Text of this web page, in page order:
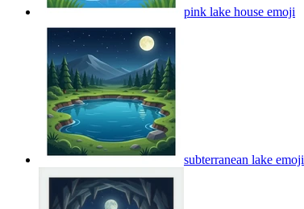
pink lake house emoji
subterranean lake emoji